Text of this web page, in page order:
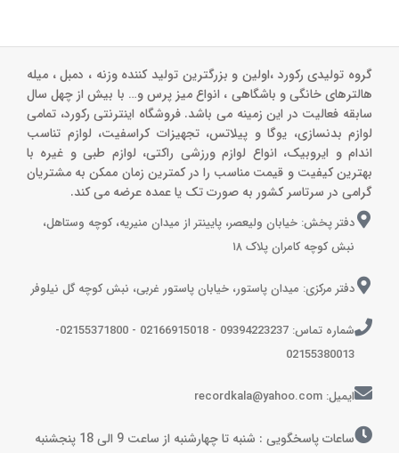
گروه تولیدی رکورد ،اولین و بزرگترین تولید کننده وزنه ، دمبل ، میله
هالترهای خانگی و باشگاهی ، انواع میز پرس و‌… با بیش از چهل سال
سابقه فعالیت در این زمینه می باشد. فروشگاه اینترنتی رکورد، تمامی
لوازم بدنسازی، یوگا و پیلاتس، تجهیزات کراسفیت، لوازم تناسب
اندام و ایروبیک، انواع لوازم ورزشی راکتی، لوازم طبی و غیره با
بهترین کیفیت و قیمت مناسب را در کمترین زمان ممکن به مشتریان
گرامی در سرتاسر کشور به صورت تک یا عمده عرضه می کند.
دفتر پخش: خیابان ولیعصر، پایینتر از میدان منیریه، کوچه وستاهل،
نبش کوچه کامران پلاک ۱۸
دفتر مرکزی: میدان پاستور، خیابان پاستور غربی، نبش کوچه گل نیلوفر
شماره تماس: 09394223237 - 02166915018 - 02155371800-
02155380013
ایمیل: recordkala@yahoo.com
ساعات پاسخگویی : شنبه تا چهارشنبه از ساعت 9 الی 18 پنجشنبه